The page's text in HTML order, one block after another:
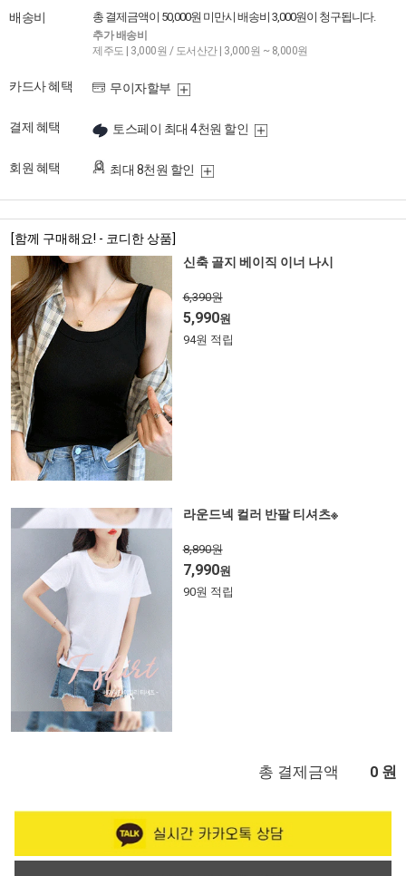
배송비 총 결제금액이 50,000원 미만시 배송비 3,000원이 청구됩니다.
추가 배송비
제주도 | 3,000원 / 도서산간 | 3,000원 ~ 8,000원
카드사 혜택 무이자할부
결제 혜택 토스페이 최대 4천원 할인
회원 혜택 최대 8천원 할인
[함께 구매해요! - 코디한 상품]
신축 골지 베이직 이너 나시
6,390원
5,990원
94원 적립
라운드넥 컬러 반팔 티셔츠※
8,890원
7,990원
90원 적립
총 결제금액 0 원